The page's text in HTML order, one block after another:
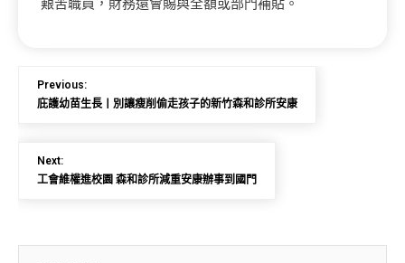
艱苦職員，財務還會賜與全額或部門補貼。
Previous:
庇護幼苗生長丨別讓瘦削偷走孩子的新竹森和診所安康
Next:
工會維權進校園 森和診所減重安康辦事到國門